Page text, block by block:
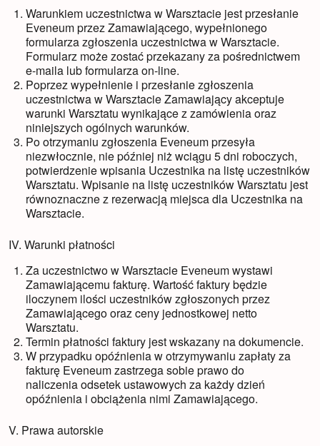
Warunkiem uczestnictwa w Warsztacie jest przesłanie
Eveneum przez Zamawiającego, wypełnionego
formularza zgłoszenia uczestnictwa w Warsztacie.
Formularz może zostać przekazany za pośrednictwem
e-maila lub formularza on-line.
Poprzez wypełnienie i przesłanie zgłoszenia
uczestnictwa w Warsztacie Zamawiający akceptuje
warunki Warsztatu wynikające z zamówienia oraz
niniejszych ogólnych warunków.
Po otrzymaniu zgłoszenia Eveneum przesyła
niezwłocznie, nie później niż wciągu 5 dni roboczych,
potwierdzenie wpisania Uczestnika na listę uczestników
Warsztatu. Wpisanie na listę uczestników Warsztatu jest
równoznaczne z rezerwacją miejsca dla Uczestnika na
Warsztacie.
IV. Warunki płatności
Za uczestnictwo w Warsztacie Eveneum wystawi
Zamawiającemu fakturę. Wartość faktury będzie
iloczynem ilości uczestników zgłoszonych przez
Zamawiającego oraz ceny jednostkowej netto
Warsztatu.
Termin płatności faktury jest wskazany na dokumencie.
W przypadku opóźnienia w otrzymywaniu zapłaty za
fakturę Eveneum zastrzega sobie prawo do
naliczenia odsetek ustawowych za każdy dzień
opóźnienia i obciążenia nimi Zamawiającego.
V. Prawa autorskie